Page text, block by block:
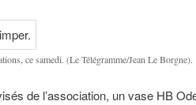
ce samedi. (Le Télégramme/Jean Le Borgne).
de l’association, un vase HB